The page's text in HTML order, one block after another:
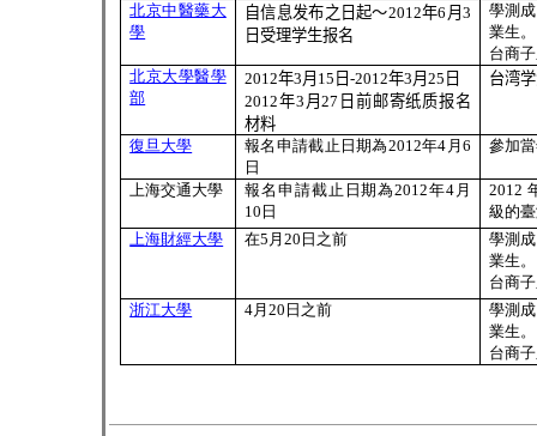
北京中醫藥大
學
自信息发布之日起～2012年6 月 3
日受理学生报名
學測
業生。
台商
北京大學醫學
部
2012年3月 15 日-2012年3月25 日
2012年3 月27 日前邮寄纸质报名
材料
台湾
復旦大學 報名申請截止日期為2012年4 月 6
日
參加
上海交通大學 報名申請截止日期為2012年4月
10 日
2012
級的
上海財經大學
在5 月20 日之前
學測
業生。
台商
浙江大學
4月20 日之前
學測
業生。
台商